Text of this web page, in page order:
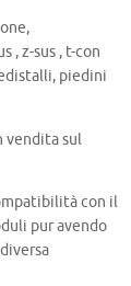
, z-sus , t-con
piedini
vendita sul
con il
pur avendo